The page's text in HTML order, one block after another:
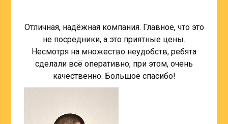
Отличная, надёжная компания. Главное, что это
не посредники, а это приятные цены.
Несмотря на множество неудобств, ребята
сделали всё оперативно, при этом, очень
качественно. Большое спасибо!